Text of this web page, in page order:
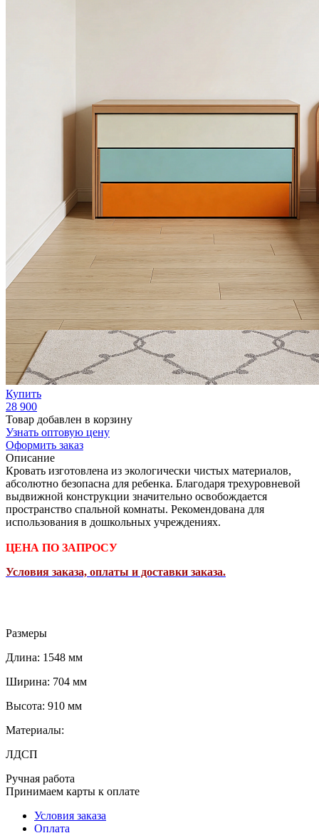
Купить
28 900
Товар добавлен в корзину
Узнать оптовую цену
Оформить заказ
Описание
Кровать изготовлена из экологически чистых материалов,
абсолютно безопасна для ребенка. Благодаря трехуровневой
выдвижной конструкции значительно освобождается
пространство спальной комнаты. Рекомендована для
использования в дошкольных учреждениях.
ЦЕНА ПО ЗАПРОСУ
Условия заказа, оплаты и доставки заказа.
Размеры
Длина: 1548 мм
Ширина: 704 мм
Высота: 910 мм
Материалы:
ЛДСП
Ручная работа
Принимаем карты к оплате
Условия заказа
Оплата